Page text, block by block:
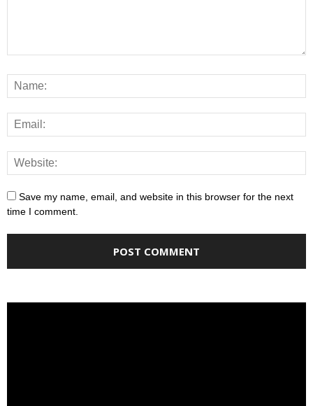
Save my name, email, and website in this browser for the next
time I comment.